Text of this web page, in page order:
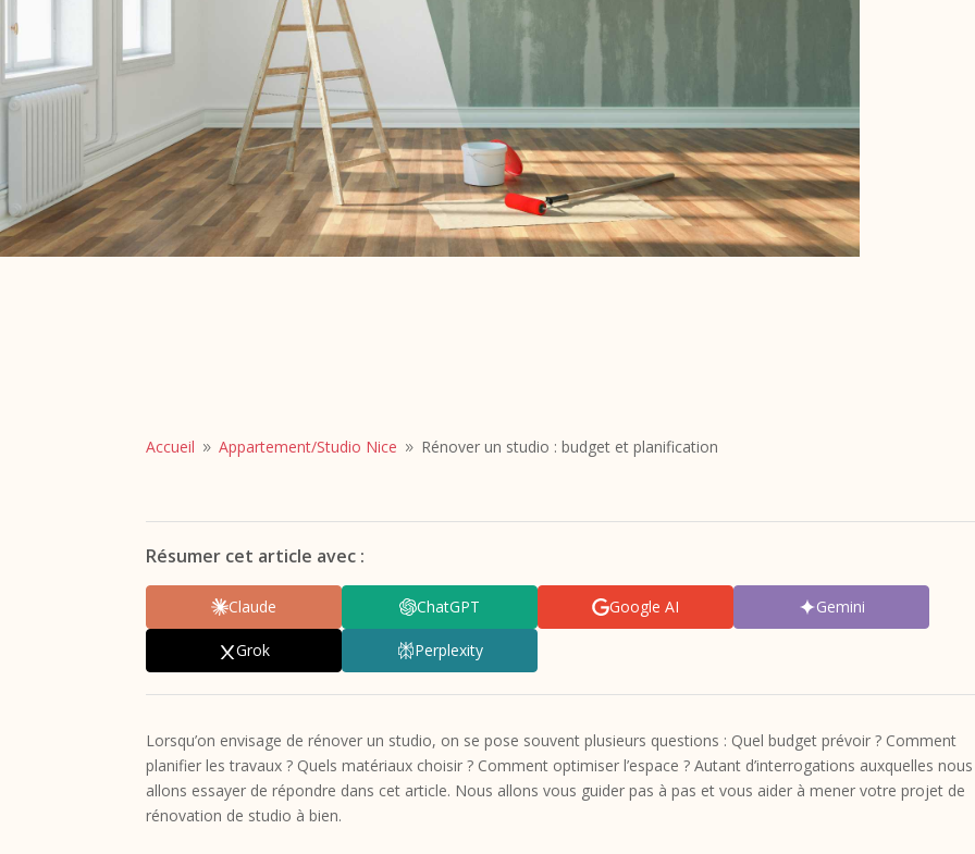
Accueil 9 Appartement/Studio Nice 9 Rénover un studio : budget et planification
Résumer cet article avec :
Claude ChatGPT Google AI Gemini
Grok Perplexity
Lorsqu’on envisage de rénover un studio, on se pose souvent plusieurs questions : Quel budget prévoir ? Comment
planifier les travaux ? Quels matériaux choisir ? Comment optimiser l’espace ? Autant d’interrogations auxquelles nous
allons essayer de répondre dans cet article. Nous allons vous guider pas à pas et vous aider à mener votre projet de
rénovation de studio à bien.